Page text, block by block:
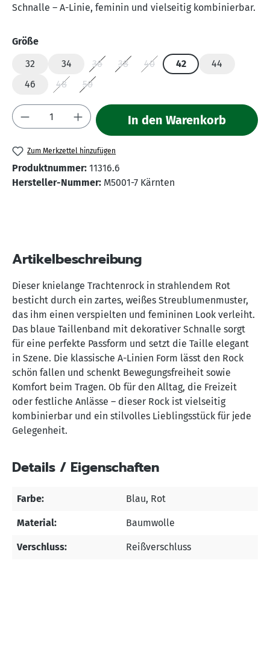
Schnalle – A-Linie, feminin und vielseitig kombinierbar.
Größeauswählen
32
34 36
(Diese Option ist zurzeit nicht verfügbar.)
38
(Diese Option ist zurzeit nicht
40
(Diese Option ist zurzeit nicht
42
44
46
48
(Diese Option ist zurzeit nicht verfügbar.)
50
Produkt Anzahl: Gib den gewünschten
In den Warenkorb
Zum Merkzettel hinzufügen
Produktnummer: 11316.6
Hersteller-Nummer: M5001-7 Kärnten
Artikelbeschreibung
Dieser knielange Trachtenrock in strahlendem Rot
besticht durch ein zartes, weißes Streublumenmuster,
das ihm einen verspielten und femininen Look verleiht.
Das blaue Taillenband mit dekorativer Schnalle sorgt
für eine perfekte Passform und setzt die Taille elegant
in Szene. Die klassische A-Linien Form lässt den Rock
schön fallen und schenkt Bewegungsfreiheit sowie
Komfort beim Tragen. Ob für den Alltag, die Freizeit
oder festliche Anlässe – dieser Rock ist vielseitig
kombinierbar und ein stilvolles Lieblingsstück für jede
Gelegenheit.
Details / Eigenschaften
Farbe: Blau, Rot
Material: Baumwolle
Verschluss: Reißverschluss